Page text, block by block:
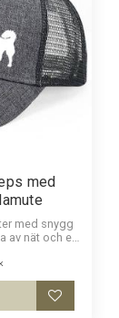
med
med snygg
av nät och en
keps.
Lägg till i